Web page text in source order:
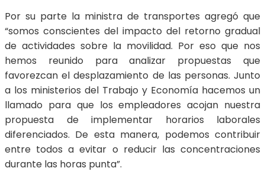
Por su parte la ministra de transportes agregó que
“somos conscientes del impacto del retorno gradual
de actividades sobre la movilidad. Por eso que nos
hemos reunido para analizar propuestas que
favorezcan el desplazamiento de las personas. Junto
a los ministerios del Trabajo y Economía hacemos un
llamado para que los empleadores acojan nuestra
propuesta de implementar horarios laborales
diferenciados. De esta manera, podemos contribuir
entre todos a evitar o reducir las concentraciones
durante las horas punta”.